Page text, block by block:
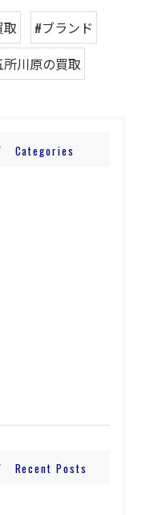
取
#ブランド
所川原の買取
Categories
Recent Posts